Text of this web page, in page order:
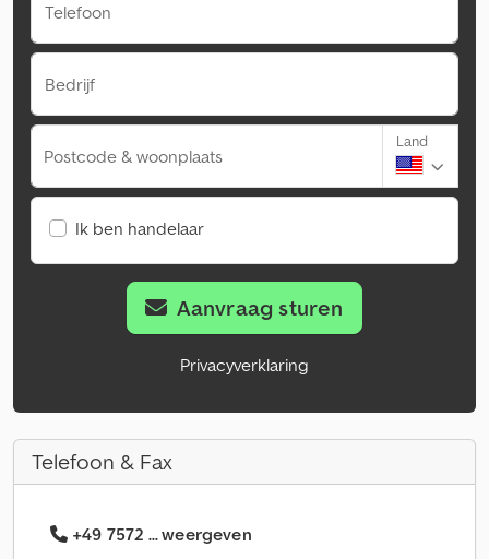
Telefoon
Bedrijf
Postcode & woonplaats
Land
Ik ben handelaar
Aanvraag sturen
Privacyverklaring
Telefoon & Fax
+49 7572 ... weergeven